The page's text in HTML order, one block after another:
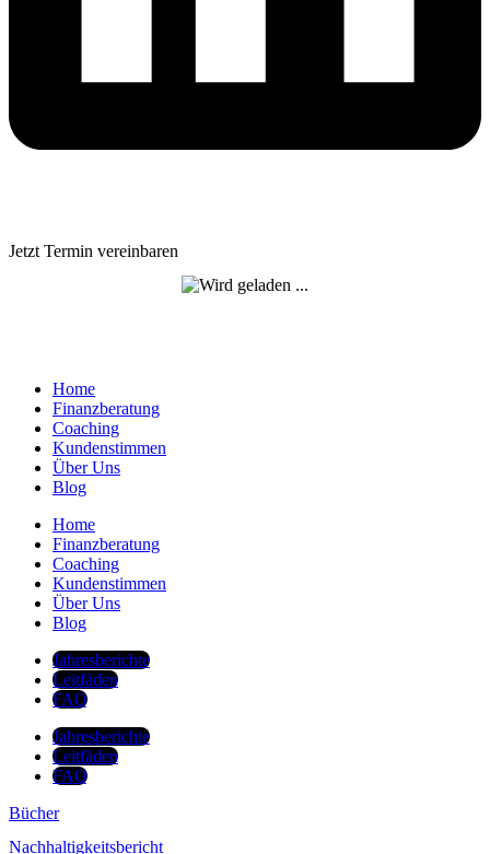
Jetzt Termin vereinbaren
Home
Finanzberatung
Coaching
Kundenstimmen
Über Uns
Blog
Home
Finanzberatung
Coaching
Kundenstimmen
Über Uns
Blog
Jahresberichte
Leitfäden
FAQ
Jahresberichte
Leitfäden
FAQ
Bücher
Nachhaltigkeitsbericht